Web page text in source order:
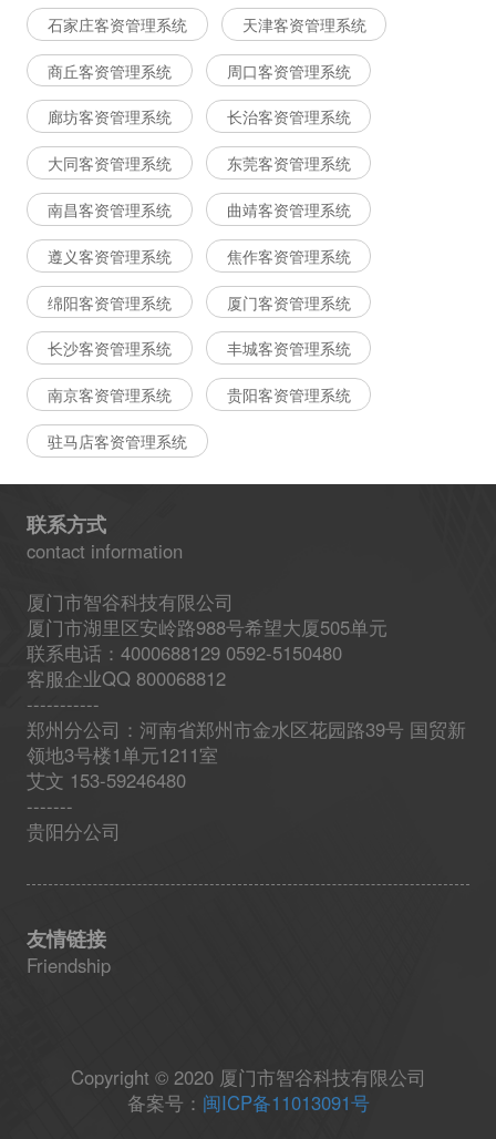
石家庄客资管理系统 天津客资管理系统
商丘客资管理系统 周口客资管理系统
廊坊客资管理系统 长治客资管理系统
大同客资管理系统 东莞客资管理系统
南昌客资管理系统 曲靖客资管理系统
遵义客资管理系统 焦作客资管理系统
绵阳客资管理系统 厦门客资管理系统
长沙客资管理系统 丰城客资管理系统
南京客资管理系统 贵阳客资管理系统
驻马店客资管理系统
联系方式
contact information
厦门市智谷科技有限公司
厦门市湖里区安岭路988号希望大厦505单元
联系电话：4000688129 0592-5150480
客服企业QQ 800068812
-----------
郑州分公司：河南省郑州市金水区花园路39号 国贸新
领地3号楼1单元1211室
艾文 153-59246480
-------
贵阳分公司
友情链接
Friendship
Copyright © 2020 厦门市智谷科技有限公司
备案号： 闽ICP备11013091号